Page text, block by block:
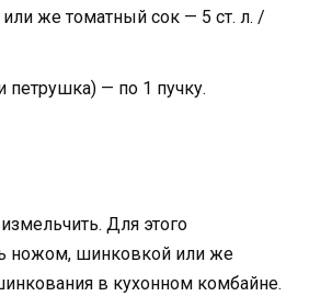
или же томатный сок — 5 ст. л. /
петрушка) — по 1 пучку.
Для этого
ножом, шинковкой или же
в кухонном комбайне.